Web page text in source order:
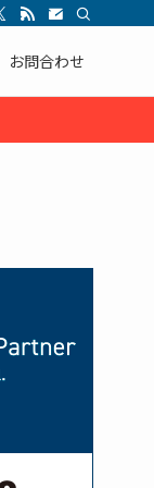
お問合わせ